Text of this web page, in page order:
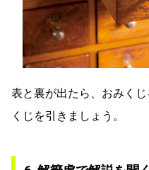
表と裏が出たら、おみく
くじを引きましょう。